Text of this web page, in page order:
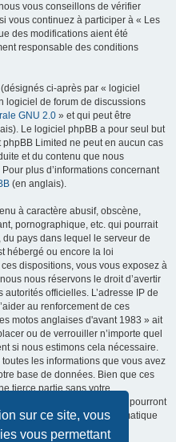
sur ce site, vous
vous permettant
vous conseillons de vérifier
vous continuez à participer à « Les
des modifications aient été
responsable des conditions
ci-après par « logiciel
logiciel de forum de discussions
GNU 2.0 » et qui peut être
Le logiciel phpBB a pour seul but
Limited ne peut en aucun cas
et du contenu que nous
plus d’informations concernant
(en anglais).
à caractère abusif, obscène,
pornographique, etc. qui pourrait
pays dans lequel le serveur de
hébergé ou encore la loi
dispositions, vous vous exposez à
nous réservons le droit d’avertir
officielles. L’adresse IP de
au renforcement de ces
motos anglaises d'avant 1983 » ait
ou de verrouiller n’importe quel
si nous estimons cela nécessaire.
les informations que vous avez
base de données. Bien que ces
tierce partie sans votre
1983 », ni phpBB, ne pourront
tentative de piratage informatique